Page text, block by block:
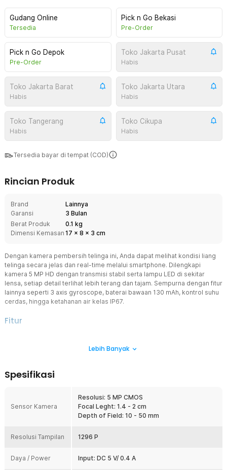
Gudang Online
Tersedia
Pick n Go Bekasi
Pre-Order
Pick n Go Depok
Pre-Order
Toko Jakarta Pusat
Habis
Toko Jakarta Barat
Habis
Toko Jakarta Utara
Habis
Toko Tangerang
Habis
Toko Cikupa
Habis
Tersedia bayar di tempat (COD)
Rincian Produk
Brand
Lainnya
Garansi
3 Bulan
Berat Produk
0.1 kg
Dimensi Kemasan 17 x 8 x 3 cm
Dengan kamera pembersih telinga ini, Anda dapat melihat kondisi liang
telinga secara jelas dan real-time melalui smartphone. Dilengkapi
kamera 5 MP HD dengan transmisi stabil serta lampu LED di sekitar
lensa, setiap detail terlihat lebih terang dan tajam. Sempurna dengan fitur
lainnya seperti 3 axis gyroscope, baterai bawaan 130 mAh, kontrol suhu
cerdas, hingga ketahanan air kelas IP67.
Fitur
Kamera pembersih telinga dilengkapi resolusi hingga 5 MP HD
dalam telinga dengan pencahayaan optimal, bahkan di area gelap
Navigasi yang Mudah
Dilengkapi teknologi 3-axis gyroscope yang memungkinkan rotasi
360° tanpa blind spot. Gambar tetap stabil dan tidak goyang,
aman.
Dilengkapi fitur kontrol suhu pintar dengan suhu kerja sekitar 25 °C
Lebih Banyak
Spesifikasi
Sensor Kamera
Resolusi: 5 MP CMOS
Focal Leght: 1.4 - 2 cm
Depth of Field: 10 - 50 mm
Resolusi Tampilan 1296 P
Daya / Power Input: DC 5 V/ 0.4 A